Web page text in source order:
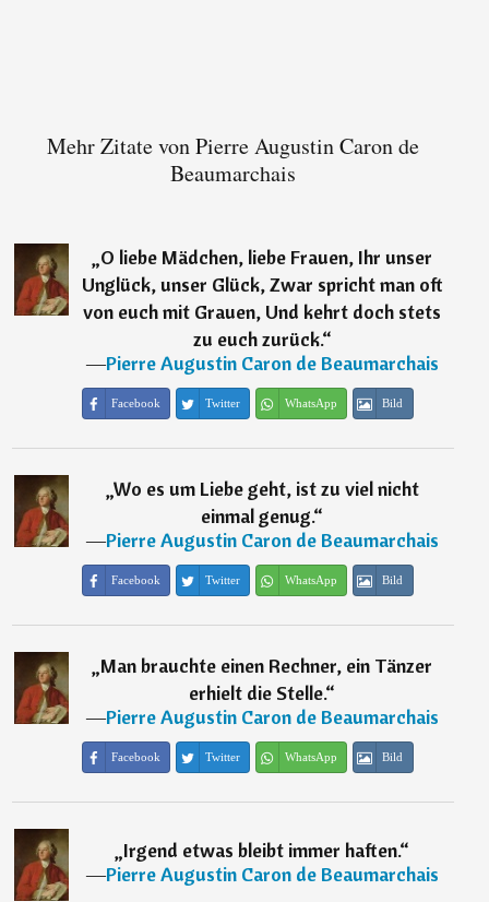
Mehr Zitate von Pierre Augustin Caron de
Beaumarchais
„O liebe Mädchen, liebe Frauen, Ihr unser
Unglück, unser Glück, Zwar spricht man oft
von euch mit Grauen, Und kehrt doch stets
zu euch zurück.“
―Pierre Augustin Caron de Beaumarchais
Facebook Twitter WhatsApp Bild
„Wo es um Liebe geht, ist zu viel nicht
einmal genug.“
―Pierre Augustin Caron de Beaumarchais
Facebook Twitter WhatsApp Bild
„Man brauchte einen Rechner, ein Tänzer
erhielt die Stelle.“
―Pierre Augustin Caron de Beaumarchais
Facebook Twitter WhatsApp Bild
„Irgend etwas bleibt immer haften.“
―Pierre Augustin Caron de Beaumarchais